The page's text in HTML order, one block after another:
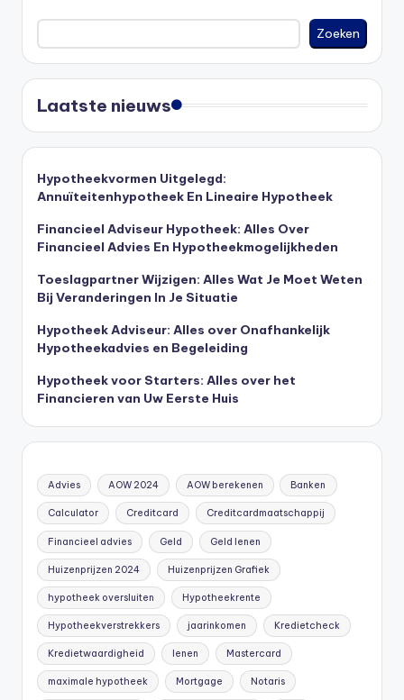
Zoeken
Laatste nieuws
Hypotheekvormen Uitgelegd:
Annuïteitenhypotheek En Lineaire Hypotheek
Financieel Adviseur Hypotheek: Alles Over
Financieel Advies En Hypotheekmogelijkheden
Toeslagpartner Wijzigen: Alles Wat Je Moet Weten
Bij Veranderingen In Je Situatie
Hypotheek Adviseur: Alles over Onafhankelijk
Hypotheekadvies en Begeleiding
Hypotheek voor Starters: Alles over het
Financieren van Uw Eerste Huis
Advies AOW 2024 AOW berekenen Banken
Calculator Creditcard Creditcardmaatschappij
Financieel advies Geld Geld lenen
Huizenprijzen 2024 Huizenprijzen Grafiek
hypotheek oversluiten Hypotheekrente
Hypotheekverstrekkers jaarinkomen Kredietcheck
Kredietwaardigheid lenen Mastercard
maximale hypotheek Mortgage Notaris